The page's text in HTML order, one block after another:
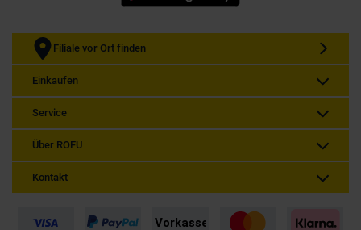
Filiale vor Ort finden
Einkaufen
Service
Über ROFU
Kontakt